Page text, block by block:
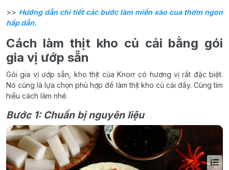
>> Hướng dẫn chi tiết các bước làm miến xào cua thơm ngon
hấp dẫn.
Cách làm thịt kho củ cải bằng gói
gia vị ướp sẵn
Gói gia vị ướp sẵn, kho thịt của Knorr có hương vị rất đặc biệt.
Nó cũng là lựa chọn phù hợp để làm thịt kho củ cải đấy. Cùng tìm
hiểu cách làm nhé.
Bước 1: Chuẩn bị nguyên liệu